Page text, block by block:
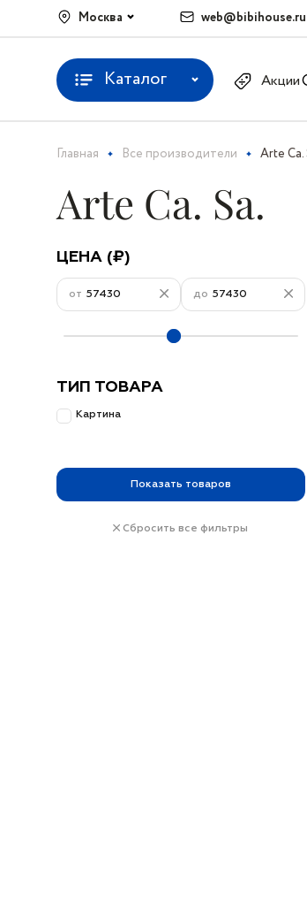
Москва web@bibihouse.ru
Каталог Акции
Главная Все производители Arte Ca.
Arte Ca. Sa.
ЦЕНА (₽)
от до
ТИП ТОВАРА
Картина
Показать товаров
Сбросить все фильтры